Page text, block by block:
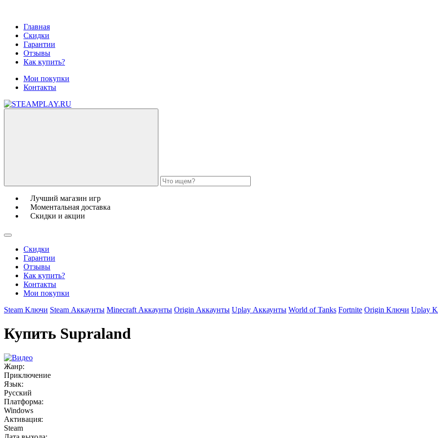
Главная
Скидки
Гарантии
Отзывы
Как купить?
Мои покупки
Контакты
Лучший магазин игр
Моментальная доставка
Скидки и акции
Скидки
Гарантии
Отзывы
Как купить?
Контакты
Мои покупки
Steam Ключи Steam Аккаунты Minecraft Аккаунты Origin Аккаунты Uplay Аккаунты World of Tanks Fortnite Origin Ключи Uplay
Купить Supraland
Жанр:
Приключение
Язык:
Русский
Платформа:
Windows
Активация:
Steam